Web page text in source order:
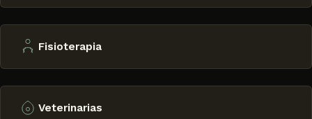
Fisioterapia
Veterinarias